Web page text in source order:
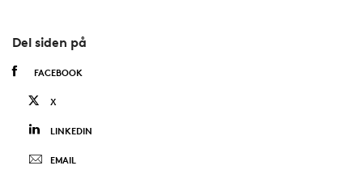
Del siden på
FACEBOOK
X
LINKEDIN
EMAIL